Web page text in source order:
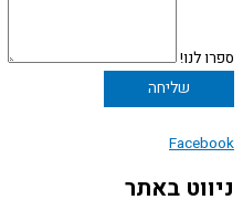
ספרו לנו!
שליחה
Facebook
ניווט באתר